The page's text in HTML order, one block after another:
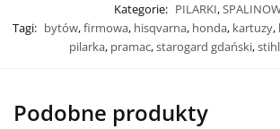
Kategorie: PILARKI,
Tagi: bytów,firmowa, hisqvarna, honda, kartuzy,
pilarka, pramac,starogard gdański,stihl
Podobne produkty